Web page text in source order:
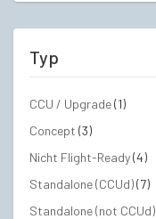
Typ
CCU / Upgrade(1)
Concept (3)
Nicht Flight-Ready(4)
Standalone (CCUd)(7)
Standalone (not CCUd)